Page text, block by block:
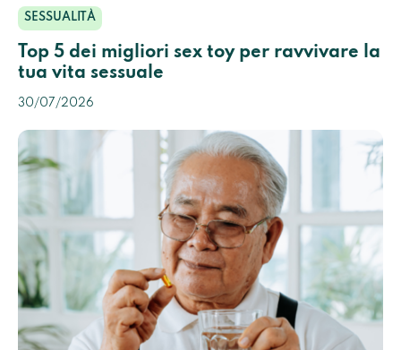
SESSUALITÀ
Top 5 dei migliori sex toy per ravvivare la
tua vita sessuale
30/07/2026